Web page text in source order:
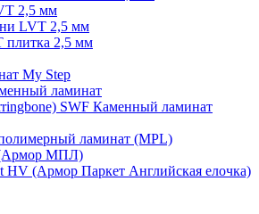
2,5 мм
LVT 2,5 мм
плитка 2,5 мм
My Step
ламинат
SWF Каменный ламинат
ламинат (MPL)
(Армор МПЛ)
HV (Армор Паркет Английская елочка)